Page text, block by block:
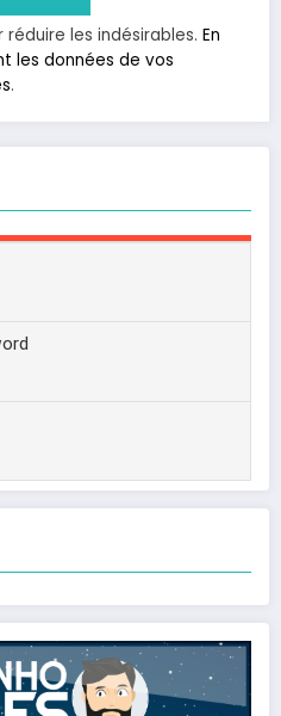
les indésirables. En
les données de vos
.